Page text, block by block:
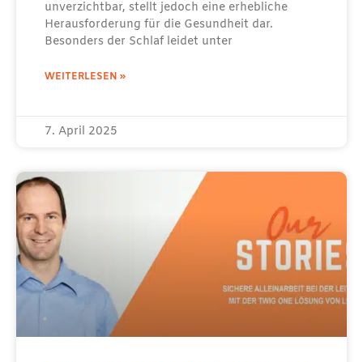
unverzichtbar, stellt jedoch eine erhebliche
Herausforderung für die Gesundheit dar.
Besonders der Schlaf leidet unter
WEITERLESEN »
7. April 2025